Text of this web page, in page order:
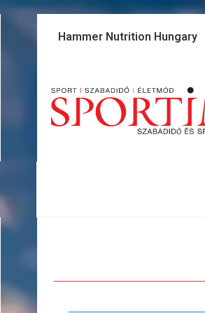
Skip
Hammer Nutrition Hungary